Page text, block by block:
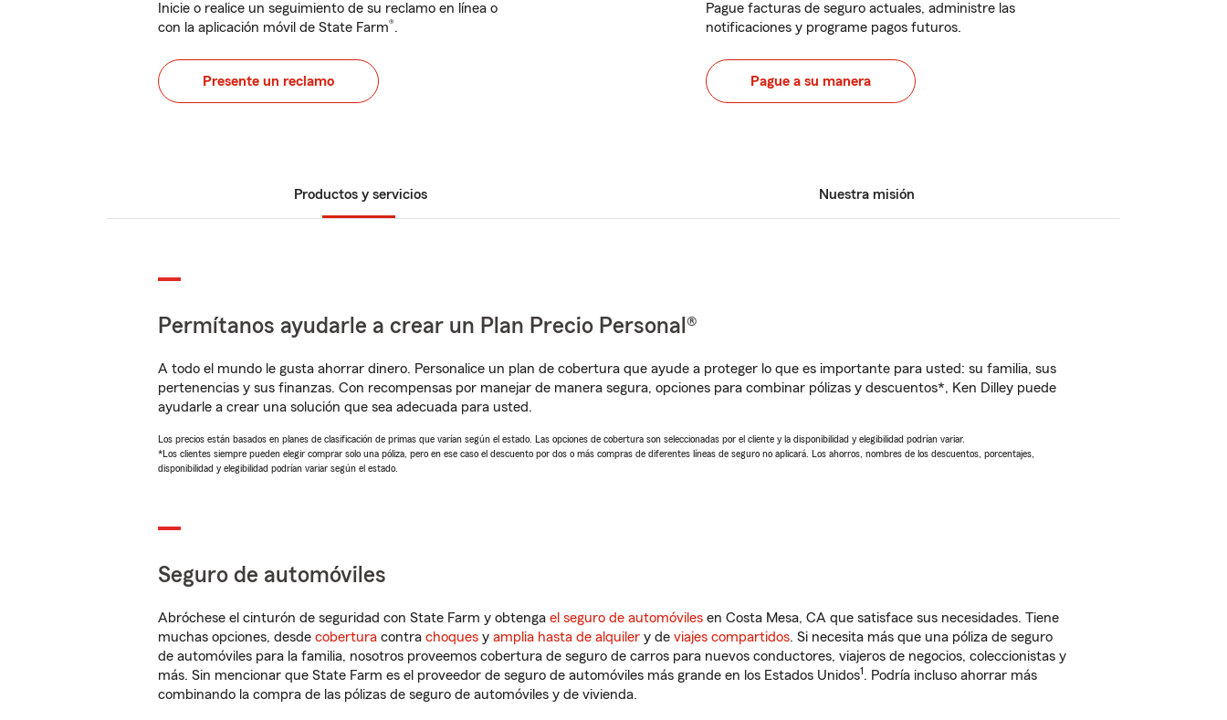
Inicie o realice un seguimiento de su reclamo en línea o
con la aplicación móvil de State Farm®.
Presente un reclamo
Pague facturas de seguro actuales, administre las
notificaciones y programe pagos futuros.
Pague a su manera
Productos y servicios Nuestra misión
Permítanos ayudarle a crear un Plan Precio Personal®
A todo el mundo le gusta ahorrar dinero. Personalice un plan de cobertura que ayude a proteger lo que es importante para usted: su familia, sus
pertenencias y sus finanzas. Con recompensas por manejar de manera segura, opciones para combinar pólizas y descuentos*, Ken Dilley puede
ayudarle a crear una solución que sea adecuada para usted.
Los precios están basados en planes de clasificación de primas que varían según el estado. Las opciones de cobertura son seleccionadas por el cliente y la disponibilidad y elegibilidad podrían variar.
*Los clientes siempre pueden elegir comprar solo una póliza, pero en ese caso el descuento por dos o más compras de diferentes líneas de seguro no aplicará. Los ahorros, nombres de los descuentos, porcentajes,
disponibilidad y elegibilidad podrían variar según el estado.
Seguro de automóviles
Abróchese el cinturón de seguridad con State Farm y obtenga el seguro de automóviles en Costa Mesa, CA que satisface sus necesidades. Tiene
muchas opciones, desde cobertura contra choques y amplia hasta de alquiler y de viajes compartidos. Si necesita más que una póliza de seguro
de automóviles para la familia, nosotros proveemos cobertura de seguro de carros para nuevos conductores, viajeros de negocios, coleccionistas y
más. Sin mencionar que State Farm es el proveedor de seguro de automóviles más grande en los Estados Unidos1. Podría incluso ahorrar más
combinando la compra de las pólizas de seguro de automóviles y de vivienda.